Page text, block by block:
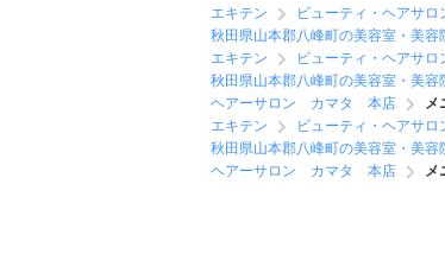
エキテン ビューティ・ヘアサロ
秋田県山本郡八峰町の美容室・美容
エキテン
ビューティ・ヘアサロ
秋田県山本郡八峰町の美容室・美容
ヘアーサロン カマタ 本店
メ
エキテン
ビューティ・ヘアサロ
秋田県山本郡八峰町の美容室・美容
ヘアーサロン カマタ 本店
メ